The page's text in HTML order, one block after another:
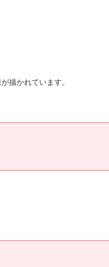
描かれています。